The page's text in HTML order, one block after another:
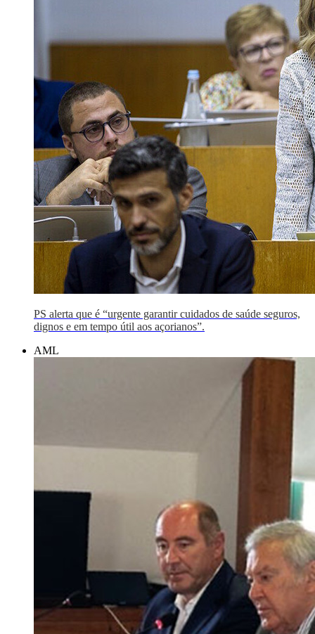
PS alerta que é “urgente garantir cuidados de saúde seguros,
dignos e em tempo útil aos açorianos”.
AML